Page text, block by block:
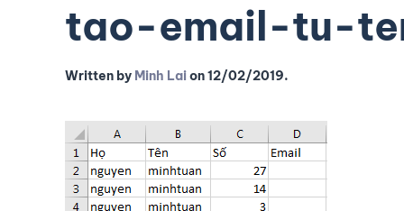
tao-email-tu-
Written by Minh Laion12/02/2019.